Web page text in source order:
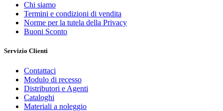
Chi siamo
Termini e condizioni di vendita
Norme per la tutela della Privacy
Buoni Sconto
Servizio Clienti
Contattaci
Modulo di recesso
Distributori e Agenti
Cataloghi
Materiali a noleggio